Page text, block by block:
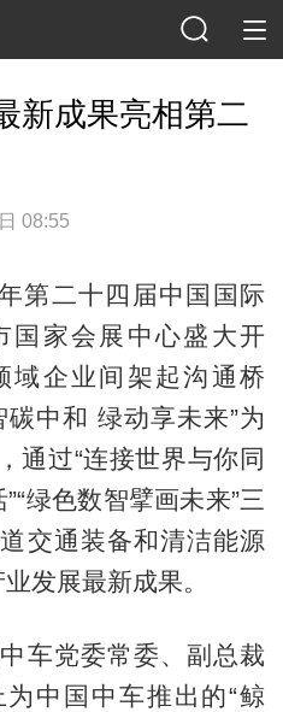
新成果亮相第二
08:55
第二十四届中国国际
国家会展中心盛大开
域企业间架起沟通桥
中和 绿动享未来”为
通过“连接世界与你同
绿色数智擘画未来”三
交通装备和清洁能源
发展最新成果。
车党委常委、副总裁
中国中车推出的“鲸